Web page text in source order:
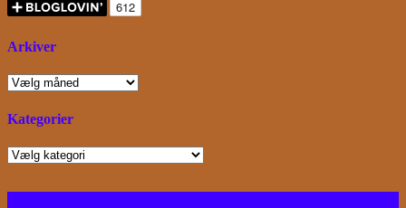
Arkiver
Arkiver
Kategorier
Kategorier